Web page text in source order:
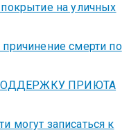
на уличных
смерти по
ПРИЮТА
могут записаться к